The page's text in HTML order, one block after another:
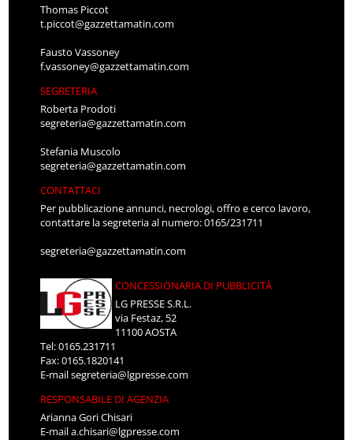
Thomas Piccot
t.piccot@gazzettamatin.com
Fausto Vassoney
f.vassoney@gazzettamatin.com
SEGRETERIA
Roberta Prodoti
segreteria@gazzettamatin.com
Stefania Muscolo
segreteria@gazzettamatin.com
CONTATTACI
Per pubblicazione annunci, necrologi, offro e cerco lavoro,
contattare la segreteria al numero: 0165/231711
segreteria@gazzettamatin.com
CONCESSIONARIA DI PUBBLICITÀ
LG PRESSE S.R.L.
via Festaz, 52
11100 AOSTA
Tel: 0165.231711
Fax: 0165.1820141
E-mailsegreteria@lgpresse.com
RESPONSABILE DI AGENZIA
Arianna Gori Chisari
E-maila.chisari@lgpresse.com